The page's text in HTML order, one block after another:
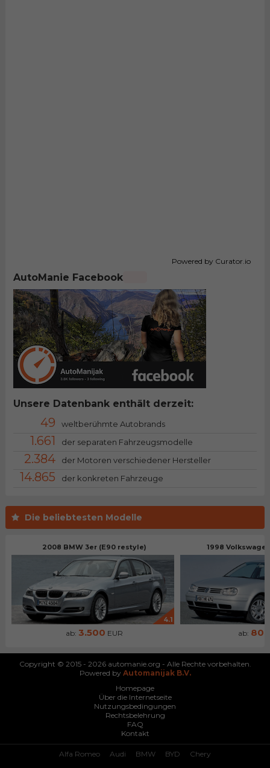
Die beliebtesten Modelle
2008 BMW 3er (E90 restyle)
4.1
ab: 3.500 EUR
1998
ab: 800
Powered by Curator.io
AutoManie Facebook
Unsere Datenbank enthält derzeit:
49 weltberühmte Autobrands
1.661 der separaten Fahrzeugsmodelle
2.384 der Motoren verschiedener Hersteller
14.865 der konkreten Fahrzeuge
Copyright © 2015 - 2026 automanie.org - Alle Rechte vorbehalten.
Powered by Automanijak B.V.
Homepage
Über die Internetseite
Nutzungsbedingungen
Rechtsbelehrung
FAQ
Kontakt
Alfa Romeo Audi BMW BYD Chery